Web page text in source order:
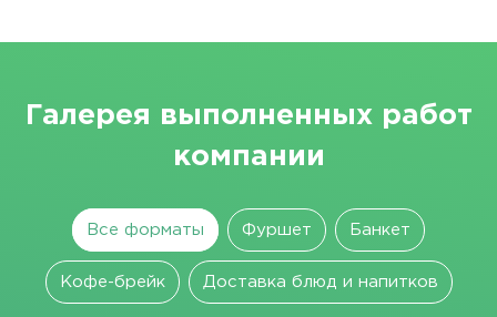
Галерея выполненных работ
компании
Все форматы Фуршет Банкет
Кофе-брейк Доставка блюд и напитков